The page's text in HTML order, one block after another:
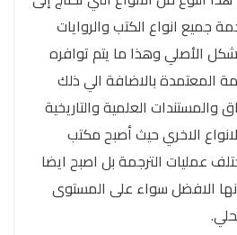
جميع انواع الكتب والروايات
الأصلي وهذا ما يتم توافره
المعتمدة بالاضافة الي ذلك
والمستندات العلمية والتاريخية
الاخري حيث أصبح مكتب
عمليات الترجمة بل اصبح ايضا
الافضل سواء على المستوى